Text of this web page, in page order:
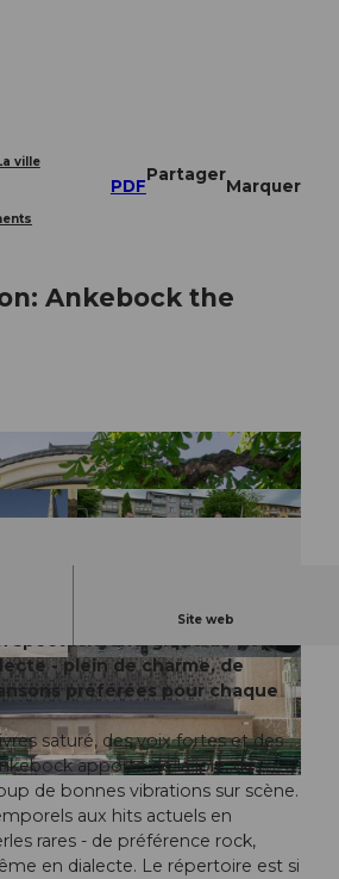
ville
PDF
Partager
Marquer
Ankebock the
© Guidle.com
Site web
des voix fortes et du groove,
spectacle énergique de pop,
- plein de charme, de
préférées pour chaque
saturé, des voix fortes et des
apporte de la joie, de
de bonnes vibrations sur scène.
aux hits actuels en
rares - de préférence rock,
en dialecte. Le répertoire est si